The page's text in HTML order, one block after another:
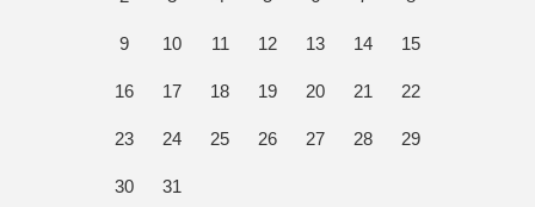
9 10 11 12 13 14 15
16 17 18 19 20 21 22
23 24 25 26 27 28 29
30 31